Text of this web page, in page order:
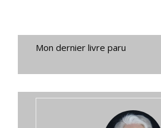
Mon dernier livre paru